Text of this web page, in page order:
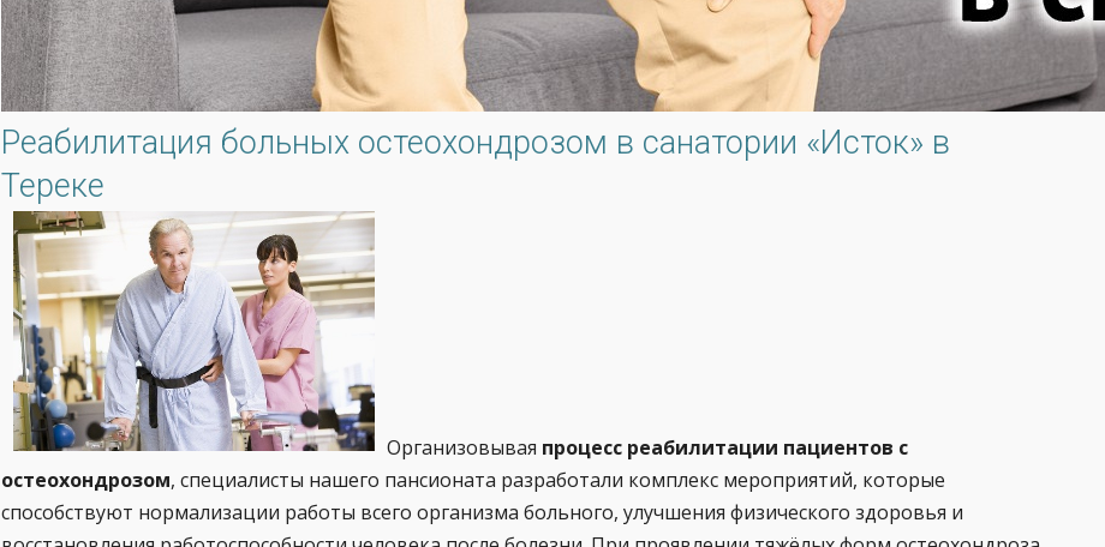
Реабилитация больных остеохондрозом в санатории «Исток» в
Тереке
Организовывая процесс реабилитации пациентов с
остеохондрозом, специалисты нашего пансионата разработали комплекс мероприятий, которые
способствуют нормализации работы всего организма больного, улучшения физического здоровья и